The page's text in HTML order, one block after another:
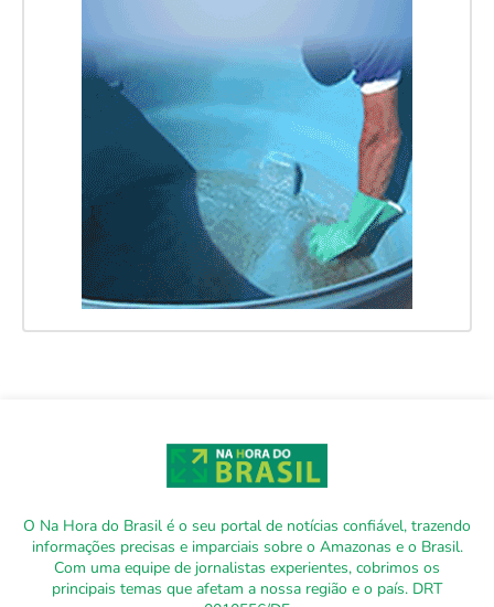
O Na Hora do Brasil é o seu portal de notícias confiável, trazendo
informações precisas e imparciais sobre o Amazonas e o Brasil.
Com uma equipe de jornalistas experientes, cobrimos os
principais temas que afetam a nossa região e o país. DRT